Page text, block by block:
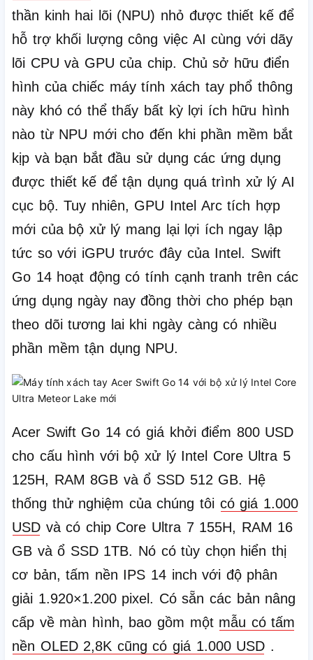
thần kinh hai lõi (NPU) nhỏ được thiết kế để
hỗ trợ khối lượng công việc AI cùng với dãy
lõi CPU và GPU của chip. Chủ sở hữu điển
hình của chiếc máy tính xách tay phổ thông
này khó có thể thấy bất kỳ lợi ích hữu hình
nào từ NPU mới cho đến khi phần mềm bắt
kịp và bạn bắt đầu sử dụng các ứng dụng
được thiết kế để tận dụng quá trình xử lý AI
cục bộ.Tuy nhiên, GPU Intel Arc tích hợp
mới của bộ xử lý mang lại lợi ích ngay lập
tức so với iGPU trước đây của Intel. Swift
Go 14 hoạt động có tính cạnh tranh trên các
ứng dụng ngày nay đồng thời cho phép bạn
theo dõi tương lai khi ngày càng có nhiều
phần mềm tận dụng NPU.
Acer Swift Go 14 có giá khởi điểm 800 USD
cho cấu hình với bộ xử lý Intel Core Ultra 5
125H, RAM 8GB và ổ SSD 512 GB. Hệ
thống thử nghiệm của chúng tôi có giá 1.000
USD và có chip Core Ultra 7 155H, RAM 16
GB và ổ SSD 1TB. Nó có tùy chọn hiển thị
cơ bản, tấm nền IPS 14 inch với độ phân
giải 1.920×1.200 pixel. Có sẵn các bản nâng
cấp về màn hình, bao gồm một mẫu có tấm
nền OLED 2,8K cũng có giá 1.000 USD .